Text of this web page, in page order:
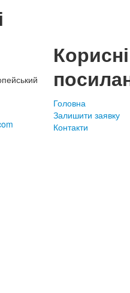
Корисні
Головна
Залишити заявку
Контакти